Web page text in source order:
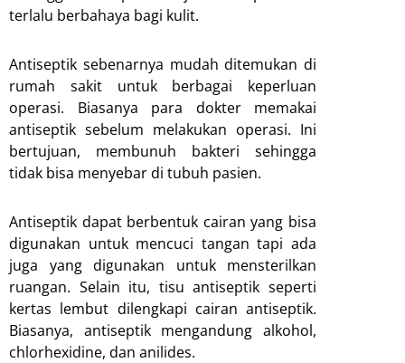
terlalu berbahaya bagi kulit.
Antiseptik sebenarnya mudah ditemukan di
rumah sakit untuk berbagai keperluan
operasi. Biasanya para dokter memakai
antiseptik sebelum melakukan operasi. Ini
bertujuan, membunuh bakteri sehingga
tidak bisa menyebar di tubuh pasien.
Antiseptik dapat berbentuk cairan yang bisa
digunakan untuk mencuci tangan tapi ada
juga yang digunakan untuk mensterilkan
ruangan. Selain itu, tisu antiseptik seperti
kertas lembut dilengkapi cairan antiseptik.
Biasanya, antiseptik mengandung alkohol,
chlorhexidine, dan anilides.